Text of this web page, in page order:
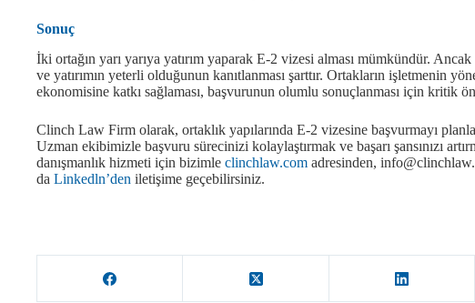
Sonuç
İki ortağın yarı yarıya yatırım yaparak E-2 vizesi alması mümkündür.
ve yatırımın yeterli olduğunun kanıtlanması şarttır. Ortakların işletmenin
ekonomisine katkı sağlaması, başvurunun olumlu sonuçlanması için kritik
Clinch Law Firm olarak, ortaklık yapılarında E-2 vizesine başvurmayı
Uzman ekibimizle başvuru sürecinizi kolaylaştırmak ve başarı şansınızı
danışmanlık hizmeti için bizimle clinchlaw.com adresinden,
da Linkedln’den iletişime geçebilirsiniz.